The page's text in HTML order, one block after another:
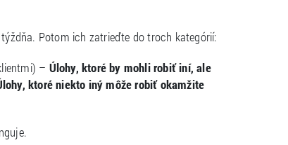
Potom ich zatrieďte do troch kategórií:
– Úlohy, ktoré by mohli robiť iní, ale
ktoré niekto iný môže robiť okamžite